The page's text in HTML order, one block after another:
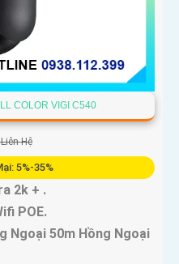
COLOR VIGI C540
Hệ
5%-35%
2k + .
POE.
Ngoại 50m Hồng Ngoại